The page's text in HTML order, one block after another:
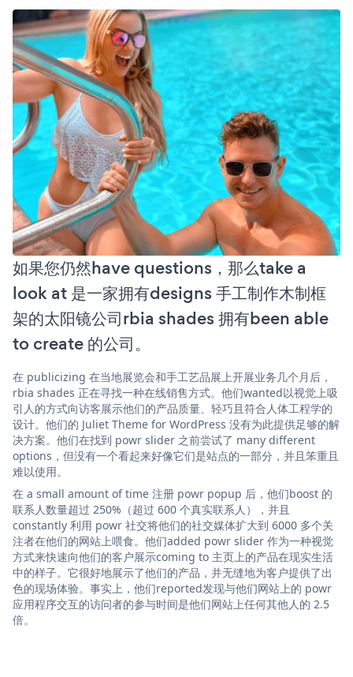
如果您仍然have questions，那么take a
look at 是一家拥有designs 手工制作木制框
架的太阳镜公司rbia shades 拥有been able
to create 的公司。
在 publicizing 在当地展览会和手工艺品展上开展业务几个月后，
rbia shades 正在寻找一种在线销售方式。他们wanted以视觉上吸
引人的方式向访客展示他们的产品质量、轻巧且符合人体工程学的
设计。他们的 Juliet Theme for WordPress 没有为此提供足够的解
决方案。他们在找到 powr slider 之前尝试了 many different
options，但没有一个看起来好像它们是站点的一部分，并且笨重且
难以使用。
在 a small amount of time 注册 powr popup 后，他们boost 的
联系人数量超过 250%（超过 600 个真实联系人），并且
constantly 利用 powr 社交将他们的社交媒体扩大到 6000 多个关
注者在他们的网站上喂食。他们added powr slider 作为一种视觉
方式来快速向他们的客户展示coming to 主页上的产品在现实生活
中的样子。它很好地展示了他们的产品，并无缝地为客户提供了出
色的现场体验。事实上，他们reported发现与他们网站上的 powr
应用程序交互的访问者的参与时间是他们网站上任何其他人的 2.5
倍。